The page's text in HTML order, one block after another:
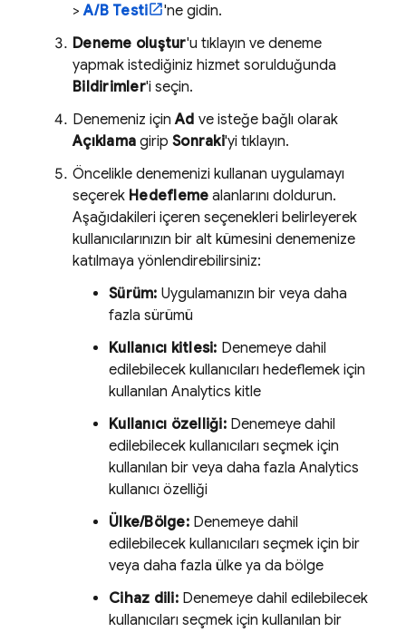
>A/B Testi
'ne gidin.
Deneme oluştur'u tıklayın ve deneme
yapmak istediğiniz hizmet sorulduğunda
Bildirimler'i seçin.
Denemeniz içinAd ve isteğe bağlı olarak
Açıklama girip Sonraki'yi tıklayın.
Öncelikle denemenizi kullanan uygulamayı
seçerek Hedefleme alanlarını doldurun.
Aşağıdakileri içeren seçenekleri belirleyerek
kullanıcılarınızın bir alt kümesini denemenize
katılmaya yönlendirebilirsiniz:
Sürüm: Uygulamanızın bir veya daha
fazla sürümü
Kullanıcı kitlesi: Denemeye dahil
edilebilecek kullanıcıları hedeflemek için
kullanılan Analytics kitle
Kullanıcı özelliği:Denemeye dahil
edilebilecek kullanıcıları seçmek için
kullanılan bir veya daha fazla Analytics
kullanıcı özelliği
Ülke/Bölge:Denemeye dahil
edilebilecek kullanıcıları seçmek için bir
veya daha fazla ülke ya da bölge
Cihaz dili:Denemeye dahil edilebilecek
kullanıcıları seçmek için kullanılan bir